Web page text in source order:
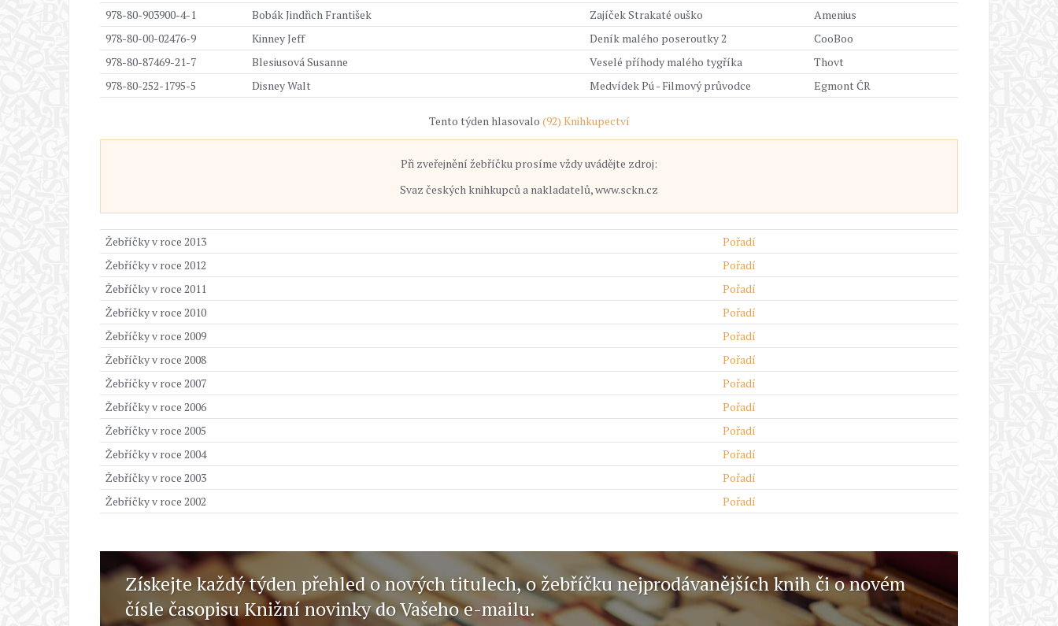
978-80-903900-4-1
Bobák Jindřich František Zajíček Strakaté ouško
Amenius
978-80-00-02476-9
Kinney Jeff Deník malého poseroutky 2
CooBoo
978-80-87469-21-7
Blesiusová Susanne Veselé příhody malého tygříka
Thovt
978-80-252-1795-5
Disney Walt Medvídek Pú - Filmový průvodce Egmont ČR
Tento týden hlasovalo (92) Knihkupectví
Při zveřejnění žebříčku prosíme vždy uvádějte zdroj:
Svaz českých knihkupců a nakladatelů, www.sckn.cz
Žebříčky v roce 2013
Pořadí
Žebříčky v roce 2012
Pořadí
Žebříčky v roce 2011
Pořadí
Žebříčky v roce 2010
Pořadí
Žebříčky v roce 2009
Pořadí
Žebříčky v roce 2008
Pořadí
Žebříčky v roce 2007
Pořadí
Žebříčky v roce 2006
Pořadí
Žebříčky v roce 2005
Pořadí
Žebříčky v roce 2004
Pořadí
Žebříčky v roce 2003
Pořadí
Žebříčky v roce 2002
Pořadí
Získejte každý týden přehled o nových titulech, o žebříčku nejprodávanějších knih či o novém
čísle časopisu Knižní novinky do Vašeho e-mailu.